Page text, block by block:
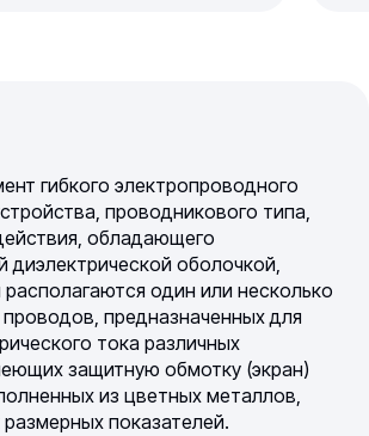
гибкого электропроводного
проводникового типа,
обладающего
диэлектрической оболочкой,
один или несколько
предназначенных для
тока различных
защитную обмотку (экран)
из цветных металлов,
показателей.